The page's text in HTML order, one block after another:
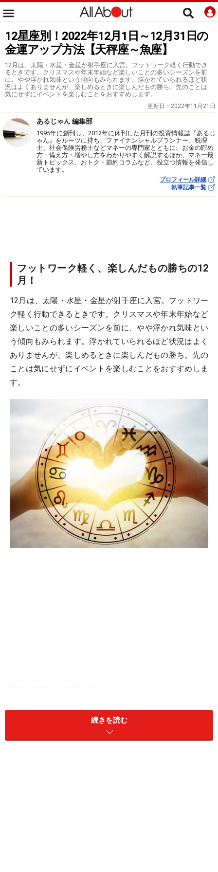
12星座別！2022年12月1日～12月31日の
金運アップ方法【天秤座～魚座】
12月は、太陽・水星・金星が射手座に入宮。フットワーク軽く行動でき
るときです。クリスマスや年末年始など楽しいことの多いシーズンを前
に、やや浮かれ気味という傾向もみられます。浮かれていられるほど状
況はよくありませんが、楽しめるときに楽しんだもの勝ち。先のことは
気にせずにイベントを楽しむことをおすすめします。
更新日： 2022年11月21日
あるじゃん 編集部
1995年に創刊し、2012年に休刊した月刊の投資情報誌『あるじ
ゃん』をルーツに持ち、ファイナンシャルプランナー、税理
士、社会保険労務士などマネーの専門家とともに、お金の貯め
方・備え方・増やし方をわかりやすく解説するほか、マネー最
新トピックス、おトク・節約コラムなど、役立つ情報を発信し
ています。
プロフィール詳細
執筆記事一覧
フットワーク軽く、楽しんだもの勝ちの12
月！
12月は、太陽・水星・金星が射手座に入宮。フットワー
ク軽く行動できるときです。クリスマスや年末年始など
楽しいことの多いシーズンを前に、やや浮かれ気味とい
う傾向もみられます。浮かれていられるほど状況はよく
ありませんが、楽しめるときに楽しんだもの勝ち。先の
ことは気にせずにイベントを楽しむことをおすすめしま
す。
天秤座
続きを読む